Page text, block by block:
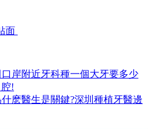
面
岸附近牙科種一個大牙要多少
!
麽醫生是關鍵?深圳種植牙醫邊